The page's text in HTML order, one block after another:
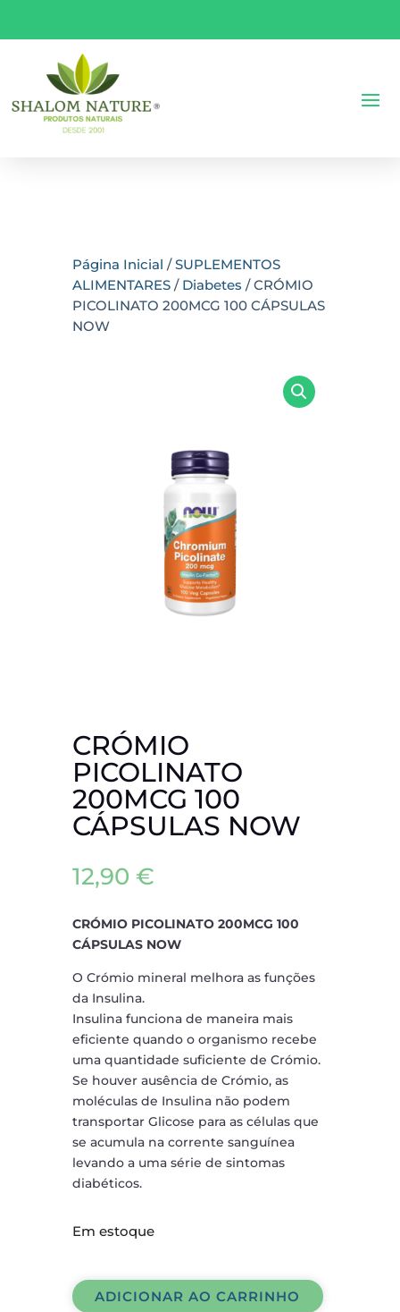
Página Inicial /SUPLEMENTOS
ALIMENTARES/ Diabetes / CRÓMIO
PICOLINATO 200MCG 100 CÁPSULAS
NOW
CRÓMIO
PICOLINATO
200MCG 100
CÁPSULAS NOW
12,90 €
CRÓMIO PICOLINATO 200MCG 100
CÁPSULAS NOW
O Crómio mineral melhora as funções
da Insulina.
Insulina funciona de maneira mais
eficiente quando o organismo recebe
uma quantidade suficiente de Crómio.
Se houver ausência de Crómio, as
moléculas de Insulina não podem
transportar Glicose para as células que
se acumula na corrente sanguínea
levando a uma série de sintomas
diabéticos.
Em estoque
PICOLINATO
200MCG
ADICIONAR AO CARRINHO